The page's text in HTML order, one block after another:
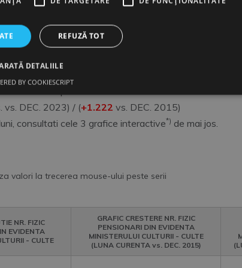
Ministerului Culturii-CULTE fac parte dintr-un sistem neintegrat
lunare despre Nr. fizic de pensionari din evidenta Ministerului
anuale INS fac precizari despre Nr. fizic din luna Decembrie
fizic de pensionari din evidenta Ministerului
vs. DEC. 2023) / (+1.222 vs. DEC. 2015)
consultati cele 3 grafice interactive*) de mai jos.
valori la trecerea mouse-ului peste serii
NR. FIZIC
EVIDENTA
- CULTE
GRAFIC CRESTERE NR. FIZIC
PENSIONARI DIN EVIDENTA
MINISTERULUI CULTURII - CULTE
(LUNA CURENTA vs. DEC. 2015)
REFUZĂ TOT
DETALIILE
BY COOKIESCRIPT